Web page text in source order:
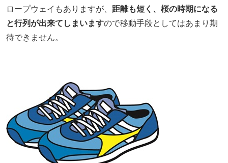
ロープウェイもありますが、 距離も短く、桜の時期になる
と行列が出来てしまいますので移動手段としてはあまり期
待できません。